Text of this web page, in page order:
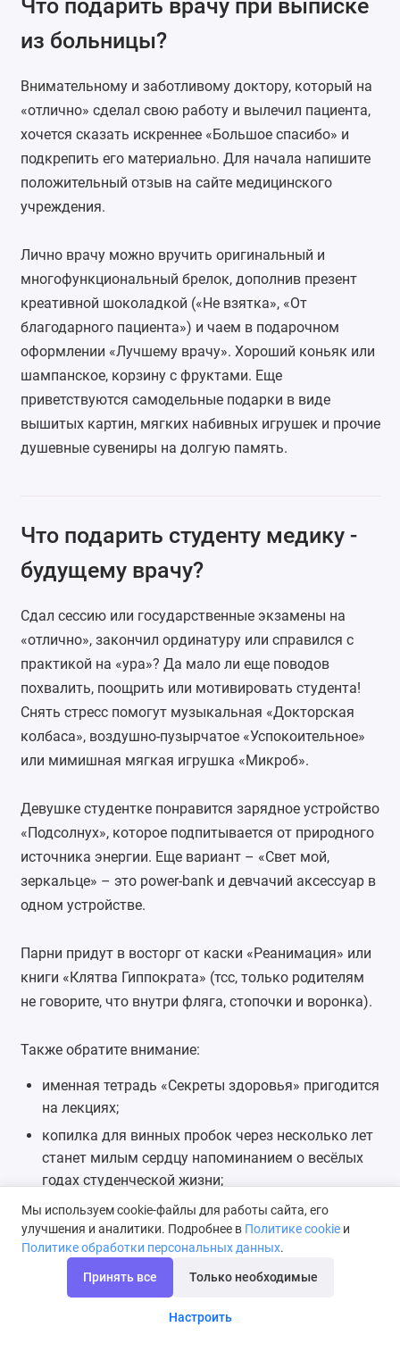
Что подарить врачу при выписке
из больницы?
Внимательному и заботливому доктору, который на
«отлично» сделал свою работу и вылечил пациента,
хочется сказать искреннее «Большое спасибо» и
подкрепить его материально. Для начала напишите
положительный отзыв на сайте медицинского
учреждения.
Лично врачу можно вручить оригинальный и
многофункциональный брелок, дополнив презент
креативной шоколадкой («Не взятка», «От
благодарного пациента») и чаем в подарочном
оформлении «Лучшему врачу». Хороший коньяк или
шампанское, корзину с фруктами. Еще
приветствуются самодельные подарки в виде
вышитых картин, мягких набивных игрушек и прочие
душевные сувениры на долгую память.
Что подарить студенту медику -
будущему врачу?
Сдал сессию или государственные экзамены на
«отлично», закончил ординатуру или справился с
практикой на «ура»? Да мало ли еще поводов
похвалить, поощрить или мотивировать студента!
Снять стресс помогут музыкальная «Докторская
колбаса», воздушно-пузырчатое «Успокоительное»
или мимишная мягкая игрушка «Микроб».
Девушке студентке понравится зарядное устройство
«Подсолнух», которое подпитывается от природного
источника энергии. Еще вариант – «Свет мой,
зеркальце» – это power-bank и девчачий аксессуар в
одном устройстве.
Парни придут в восторг от каски «Реанимация» или
книги «Клятва Гиппократа» (тсс, только родителям
не говорите, что внутри фляга, стопочки и воронка).
Также обратите внимание:
именная тетрадь «Секреты здоровья» пригодится
на лекциях;
копилка для винных пробок через несколько лет
станет милым сердцу напоминанием о весёлых
годах студенческой жизни;
именная зажигалкаZippo «Посвящение в
рыцари» понравится курящему молодому
человеку;
подарочный набор «Сладкое настроение» -
приятный сюрприз для студентки;
папка-чехол для планшета «Уолл Стрит»
Мы используем cookie-файлы для работы сайта, его
улучшения и аналитики. Подробнее в Политике cookie и
Политике обработки персональных данных.
Принять все Только необходимые
Настроить